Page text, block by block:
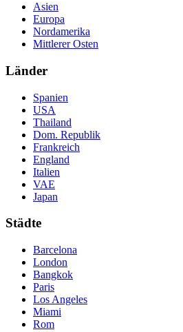
Asien
Europa
Nordamerika
Mittlerer Osten
Länder
Spanien
USA
Thailand
Dom. Republik
Frankreich
England
Italien
VAE
Japan
Städte
Barcelona
London
Bangkok
Paris
Los Angeles
Miami
Rom